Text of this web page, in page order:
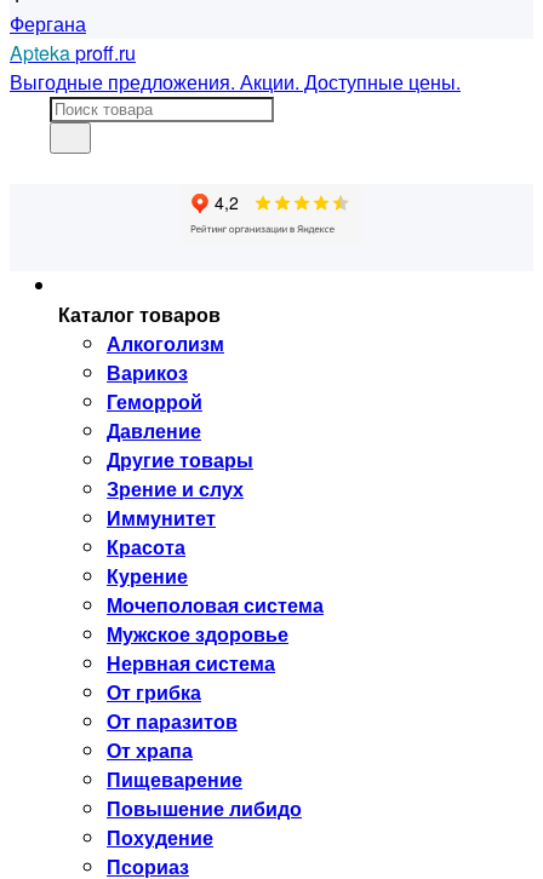
Фергана
Aptekaproff.ru
Выгодные предложения. Акции. Доступные цены.
Каталог товаров
Алкоголизм
Варикоз
Геморрой
Давление
Другие товары
Зрение и слух
Иммунитет
Красота
Курение
Мочеполовая система
Мужское здоровье
Нервная система
От грибка
От паразитов
От храпа
Пищеварение
Повышение либидо
Похудение
Псориаз